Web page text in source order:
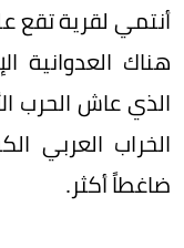
أنتمي لقرية تقع
هناك العدوانية
الذي عاش الحرب
الخراب العربي
ضاغطاً أكثر.